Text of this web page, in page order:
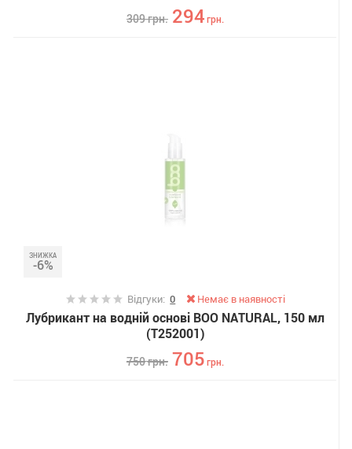
309грн. 294грн.
ЗНИЖКА
-6%
Відгуки:0 Немає в наявності
Лубрикант на водній основі BOO NATURAL, 150 мл
(T252001)
750грн. 705грн.